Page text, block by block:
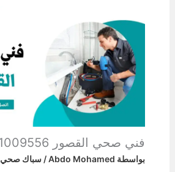
فني صحي القصور 61009556
بواسطة Abdo Mohamed
/ سباك صحي